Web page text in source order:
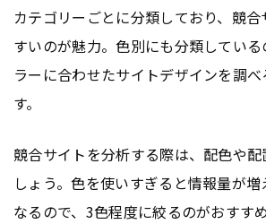
カテゴリーごとに分類しており、競
すいのが魅力。色別にも分類してい
ラーに合わせたサイトデザインを調
す。
競合サイトを分析する際は、配色や
しょう。色を使いすぎると情報量が
なるので、3色程度に絞るのがおすす